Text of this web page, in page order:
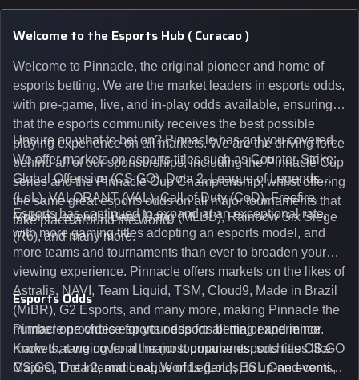
Welcome to the Esports Hub ( Curacao )
Welcome to Pinnacle, the original pioneer and home of
esports betting. We are the market leaders in esports odds,
with pre-game, live, and in-play odds available, ensuring
that the esports community receives the best possible
playing experience on all markets. We are the driving force
behind all of our sponsorships, including the Pinnacle Cup
series and the Pinnacle Cup Championship, whilst offering
the same great esports odds on all major tournaments that
take place around the world.
Unsure on what to bet on? Pinnacle has got you covered.
We offer markets on esports titles such as Counter-Strike:
Global Offensive (CS:GO), Dota 2, League of Legends
(LoL), VALORANT (VAL), Call of Duty (CoD), Freefire,
Mobile Legends: Bang Bang (MLBB), Rainbow Six Siege
(R6), and many more.
Esports has continued to expand at an exceptional rate,
with more gaming titles adopting an esports model, and
more teams and tournaments than ever to broaden your
viewing experience. Pinnacle offers markets on the likes of
Astralis, NAVI, Team Liquid, TSM, Cloud9, Made in Brazil
(MiBR), G2 Esports, and many more, making Pinnacle the
number one choice for your esports betting experience.
Know that we cover all major tournaments, such as CS:GO
Majors, The International, Worlds (LoL), ESL One events,
Esports Odds
Pinnacle provides esports odds for all major and minor
markets, ranging from the most popular esports titles like
CS:GO, Dota 2, and League of Legends, to up-and-coming